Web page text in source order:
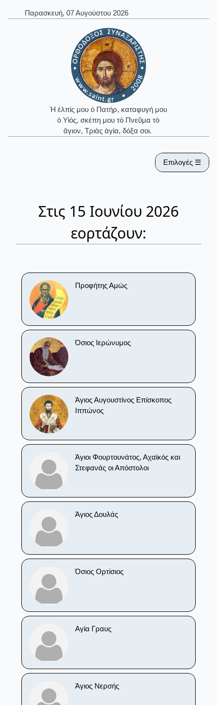
Παρασκευή, 07 Αυγούστου 2026
Ἡ ἐλπίς μου ὁ Πατήρ, καταφυγή μου
ὁ Υἱός, σκέπη μου τὸ Πνεῦμα τὸ
ἅγιον, Τριὰς ἁγία, δόξα σοι.
Επιλογές ☰
Στις 15 Ιουνίου 2026
εορτάζουν:
Προφήτης Αμώς
Όσιος Ιερώνυμος
Άγιος Αυγουστίνος Επίσκοπος
Ιππώνος
Άγιοι Φουρτουνάτος, Αχαϊκός και
Στεφανάς οι Απόστολοι
Άγιος Δουλάς
Όσιος Ορτίσιος
Αγία Γραυς
Άγιος Νερσής